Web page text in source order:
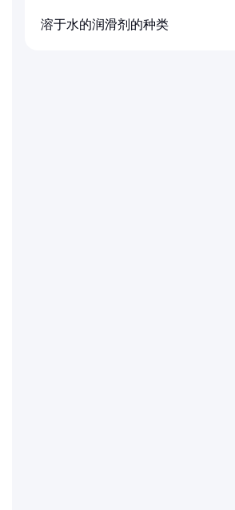
溶于水的润滑剂的种类